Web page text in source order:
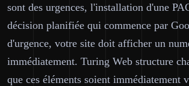
sont des urgences, l'installation d'une
décision planifiée qui commence par
d'urgence, votre site doit afficher un
immédiatement. Turing Web structure
que ces éléments soient immédiatement